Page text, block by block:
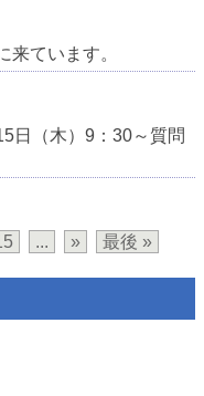
来ています。
日（木）9：30～質問
... » 最後 »